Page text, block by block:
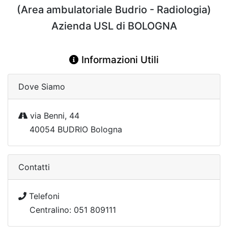
(Area ambulatoriale Budrio - Radiologia)
Azienda USL di BOLOGNA
Informazioni Utili
Dove Siamo
via Benni, 44
40054 BUDRIO Bologna
Contatti
Telefoni
Centralino: 051 809111